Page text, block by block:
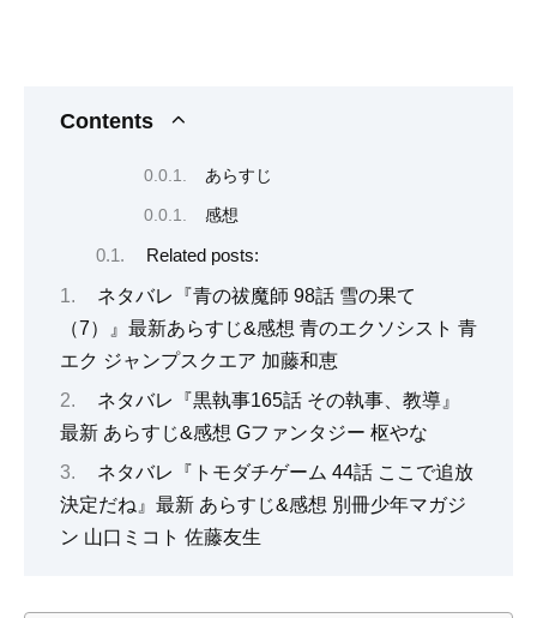
Contents
あらすじ
感想
Related posts:
ネタバレ『青の祓魔師 98話 雪の果て
（7）』最新あらすじ&感想 青のエクソシスト 青
エク ジャンプスクエア 加藤和恵
ネタバレ『黒執事165話 その執事、教導』
最新 あらすじ&感想 Gファンタジー 枢やな
ネタバレ『トモダチゲーム 44話 ここで追放
決定だね』最新 あらすじ&感想 別冊少年マガジ
ン 山口ミコト 佐藤友生